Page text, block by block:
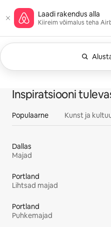
sisu
juurde
Airbnb koduleht
Laadi rakendus alla
Kiireim võimalus teha
Kõik
Inspiratsiooni
Populaarne Kunst ja
Dallas
Majad
Portland
Lihtsad majad
Portland
Puhkemajad